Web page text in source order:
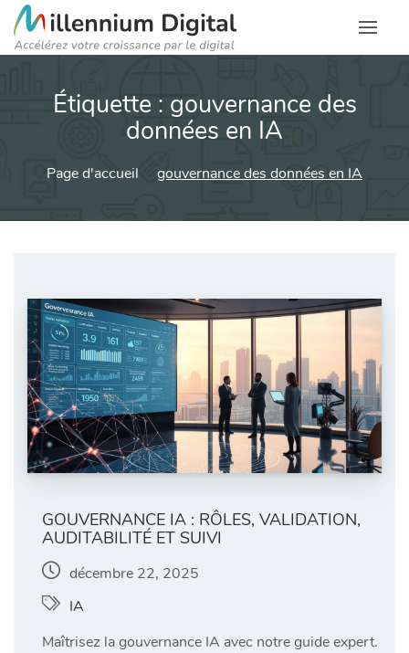
Étiquette : gouvernance des
données en IA
Page d'accueil gouvernance des données en IA
GOUVERNANCE IA : RÔLES, VALIDATION,
AUDITABILITÉ ET SUIVI
décembre 22, 2025
IA
Maîtrisez la gouvernance IA avec notre guide expert.